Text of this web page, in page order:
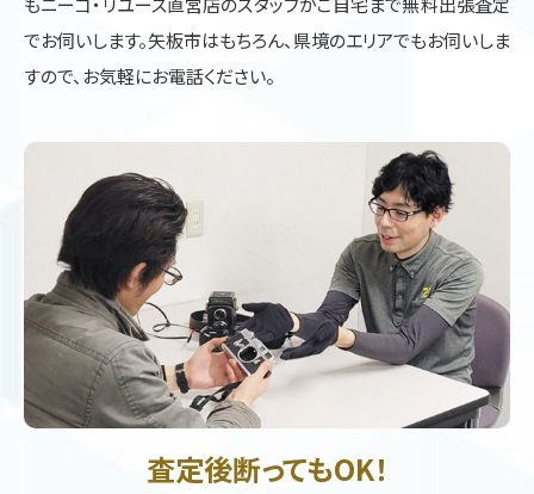
でお伺いします。矢板市はもちろん、県境のエリアでもお伺いしま
すので、お気軽にお電話ください。
査定後断ってもOK！